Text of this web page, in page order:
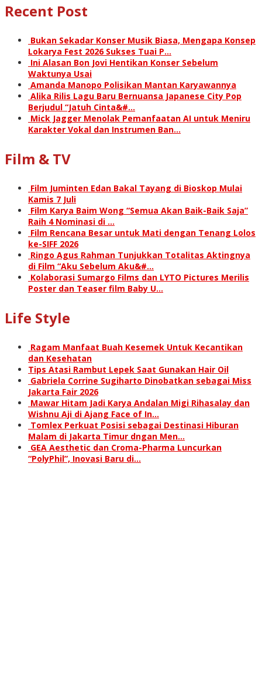
Recent Post
Bukan Sekadar Konser Musik Biasa, Mengapa Konsep
Lokarya Fest 2026 Sukses Tuai P…
Ini Alasan Bon Jovi Hentikan Konser Sebelum
Waktunya Usai
Amanda Manopo Polisikan Mantan Karyawannya
Alika Rilis Lagu Baru Bernuansa Japanese City Pop
Berjudul “Jatuh Cinta&#…
Mick Jagger Menolak Pemanfaatan AI untuk Meniru
Karakter Vokal dan Instrumen Ban…
Film & TV
Film Juminten Edan Bakal Tayang di Bioskop Mulai
Kamis 7 Juli
Film Karya Baim Wong “Semua Akan Baik-Baik Saja”
Raih 4 Nominasi di …
Film Rencana Besar untuk Mati dengan Tenang Lolos
ke-SIFF 2026
Ringo Agus Rahman Tunjukkan Totalitas Aktingnya
di Film “Aku Sebelum Aku&#…
Kolaborasi Sumargo Films dan LYTO Pictures Merilis
Poster dan Teaser film Baby U…
Life Style
Ragam Manfaat Buah Kesemek Untuk Kecantikan
dan Kesehatan
Tips Atasi Rambut Lepek Saat Gunakan Hair Oil
Gabriela Corrine Sugiharto Dinobatkan sebagai Miss
Jakarta Fair 2026
Mawar Hitam Jadi Karya Andalan Migi Rihasalay dan
Wishnu Aji di Ajang Face of In…
Tomlex Perkuat Posisi sebagai Destinasi Hiburan
Malam di Jakarta Timur dngan Men…
GEA Aesthetic dan Croma-Pharma Luncurkan
“PolyPhil”, Inovasi Baru di…